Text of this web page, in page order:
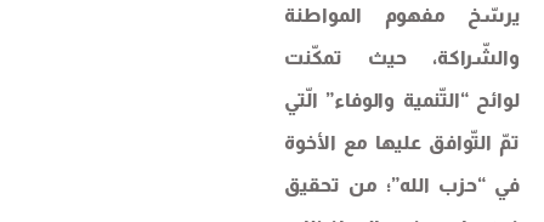
يرسّخ مفهوم المواطنة
والشّراكة، حيث تمكّنت
لوائح “التّنمية والوفاء” الّتي
تمّ التّوافق عليها مع الأخوة
في “​حزب الله​”؛ من تحقيق